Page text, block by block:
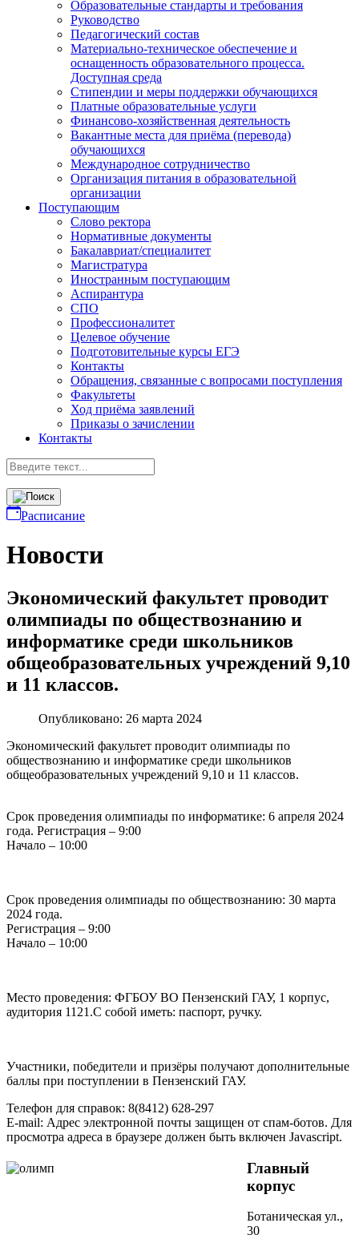
Образовательные стандарты и требования
Руководство
Педагогический состав
Материально-техническое обеспечение и
оснащенность образовательного процесса.
Доступная среда
Стипендии и меры поддержки обучающихся
Платные образовательные услуги
Финансово-хозяйственная деятельность
Вакантные места для приёма (перевода)
обучающихся
Международное сотрудничество
Организация питания в образовательной
организации
Поступающим
Слово ректора
Нормативные документы
Бакалавриат/специалитет
Магистратура
Иностранным поступающим
Аспирантура
СПО
Профессионалитет
Целевое обучение
Подготовительные курсы ЕГЭ
Контакты
Обращения, связанные с вопросами поступления
Факультеты
Ход приёма заявлений
Приказы о зачислении
Контакты
Расписание
Новости
Экономический факультет проводит
олимпиады по обществознанию и
информатике среди школьников
общеобразовательных учреждений 9,10
и 11 классов.
Опубликовано: 26 марта 2024
Экономический факультет проводит олимпиады по
обществознанию и информатике среди школьников
общеобразовательных учреждений 9,10 и 11 классов.
Срок проведения олимпиады по информатике: 6 апреля 2024
года. Регистрация – 9:00
Начало – 10:00
Срок проведения олимпиады по обществознанию: 30 марта
2024 года.
Регистрация – 9:00
Начало – 10:00
Место проведения: ФГБОУ ВО Пензенский ГАУ, 1 корпус,
аудитория 1121.С собой иметь: паспорт, ручку.
Участники, победители и призёры получают дополнительные
баллы при поступлении в Пензенский ГАУ.
Телефон для справок: 8(8412) 628-297
E-mail: Адрес электронной почты защищен от спам-ботов. Для
просмотра адреса в браузере должен быть включен Javascript.
Главный
корпус
Ботаническая ул.,
30